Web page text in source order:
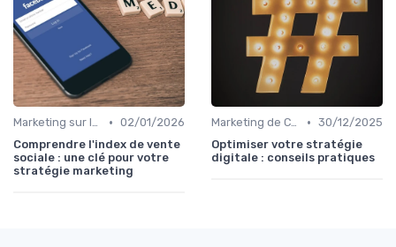
Marketing sur les Réseaux Sociaux • 02/01/2026
Comprendre l'index de vente
sociale : une clé pour votre
stratégie marketing
Marketing de Contenu • 30/12/2025
Optimiser votre stratégie
digitale : conseils pratiques